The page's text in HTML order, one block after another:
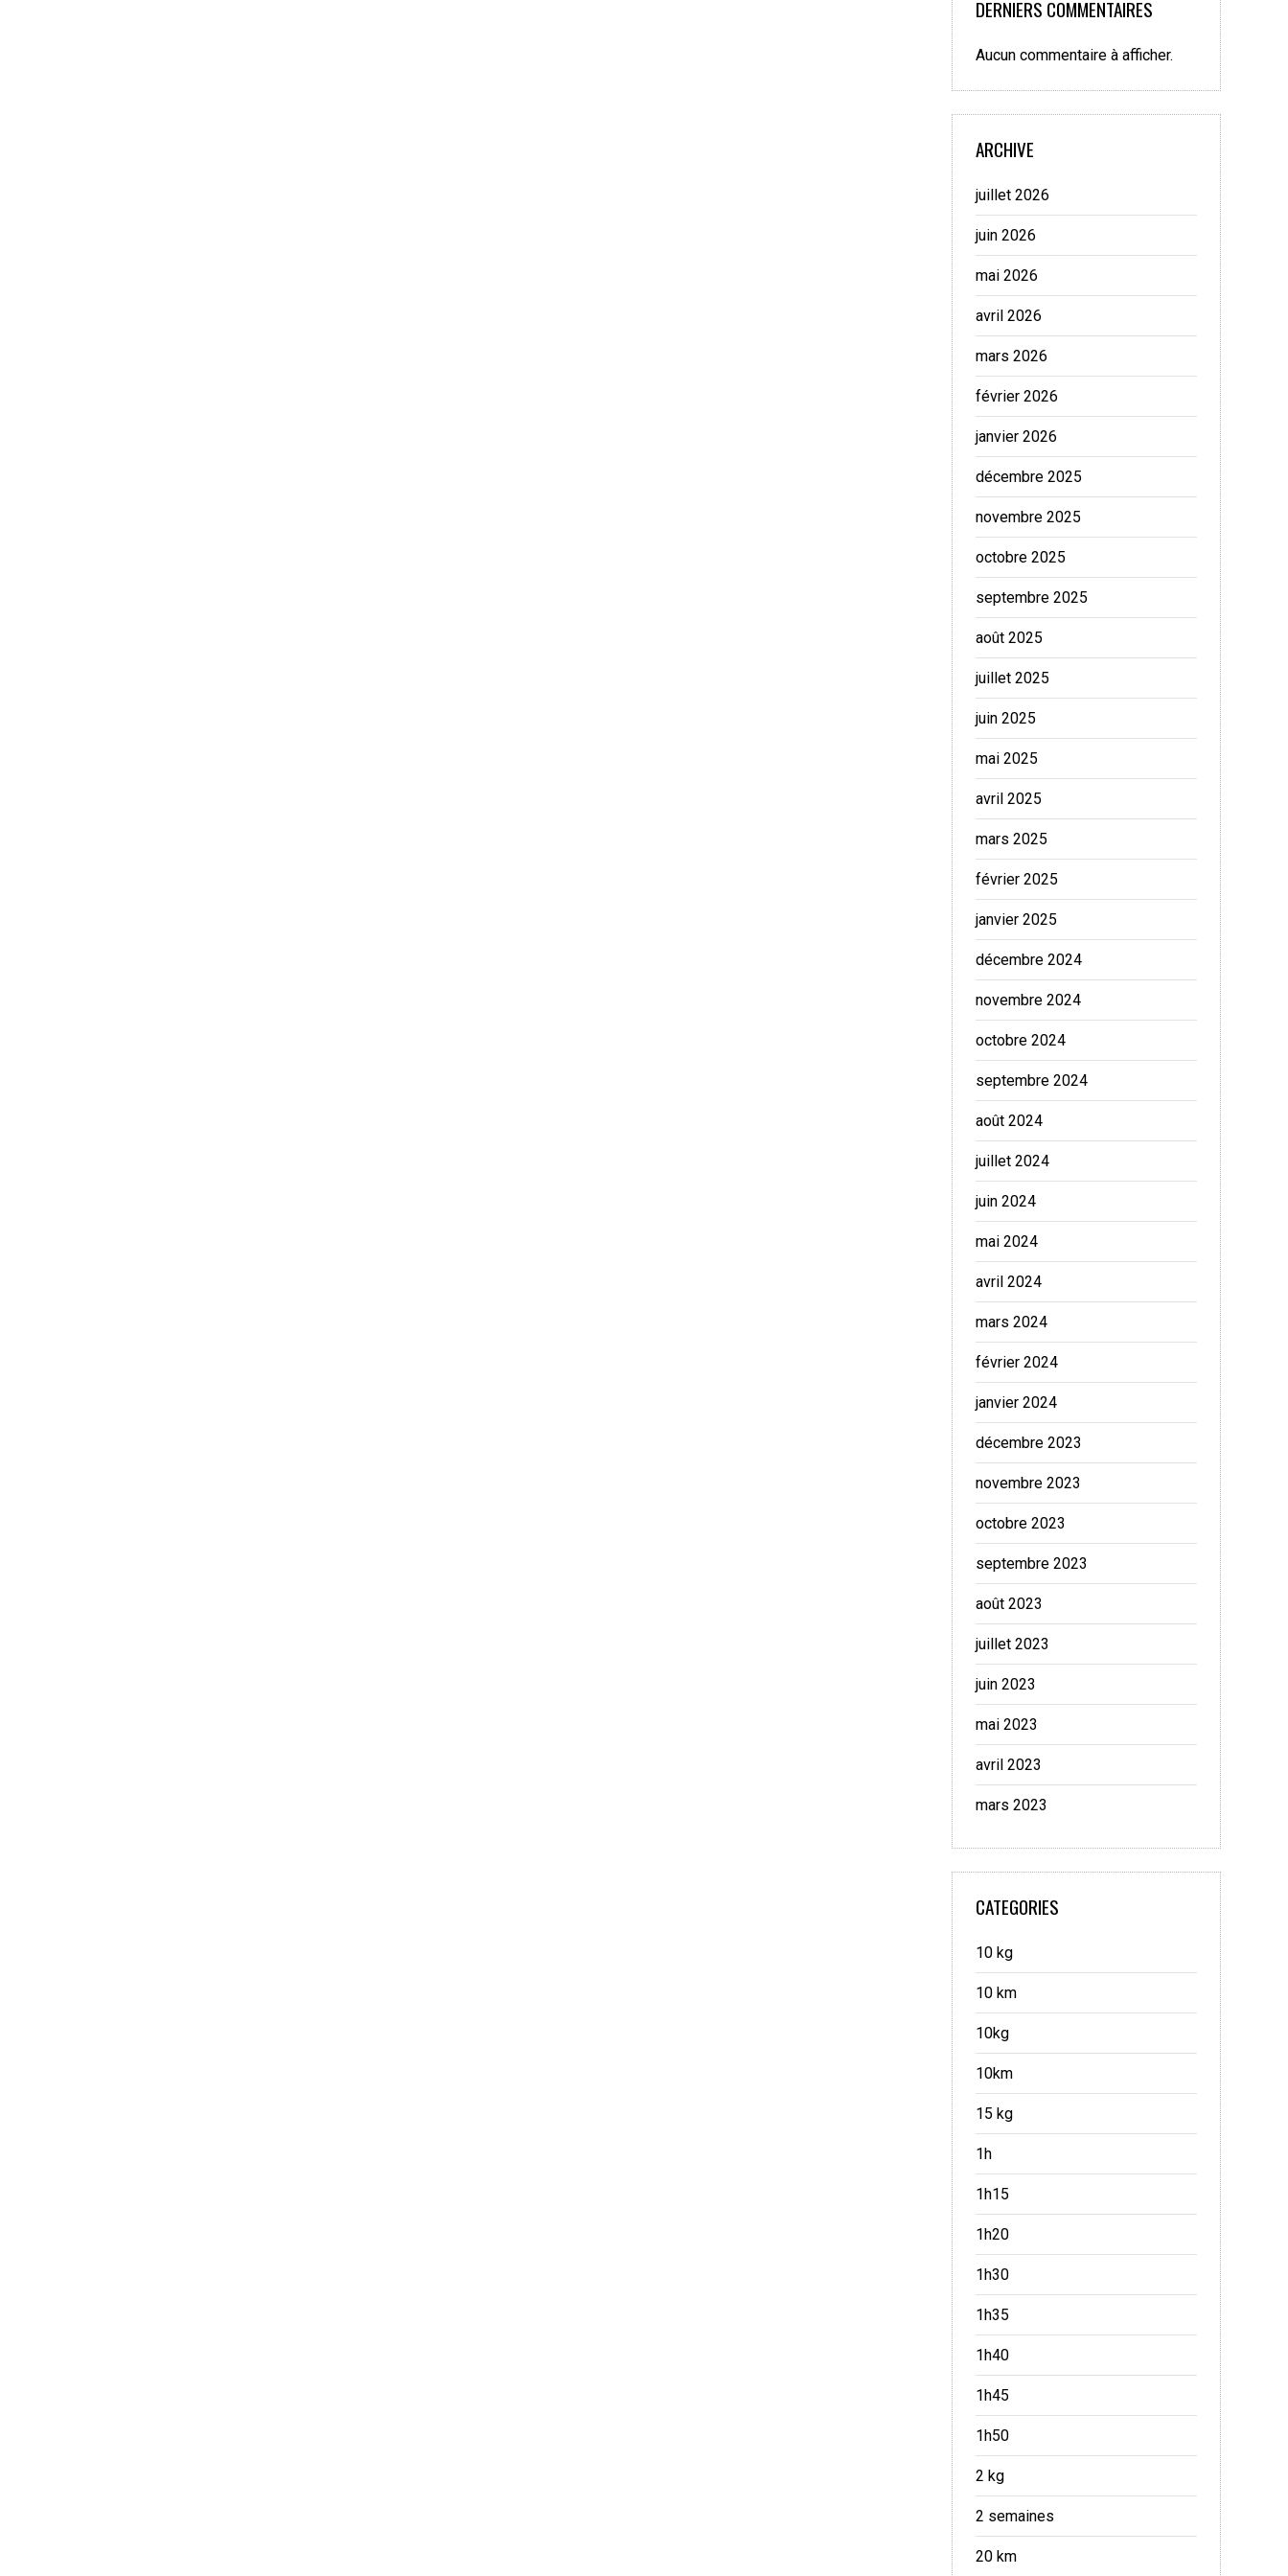
DERNIERS COMMENTAIRES
Aucun commentaire à afficher.
ARCHIVE
juillet 2026
juin 2026
mai 2026
avril 2026
mars 2026
février 2026
janvier 2026
décembre 2025
novembre 2025
octobre 2025
septembre 2025
août 2025
juillet 2025
juin 2025
mai 2025
avril 2025
mars 2025
février 2025
janvier 2025
décembre 2024
novembre 2024
octobre 2024
septembre 2024
août 2024
juillet 2024
juin 2024
mai 2024
avril 2024
mars 2024
février 2024
janvier 2024
décembre 2023
novembre 2023
octobre 2023
septembre 2023
août 2023
juillet 2023
juin 2023
mai 2023
avril 2023
mars 2023
CATEGORIES
10 kg
10 km
10kg
10km
15 kg
1h
1h15
1h20
1h30
1h35
1h40
1h45
1h50
2 kg
2 semaines
20 km